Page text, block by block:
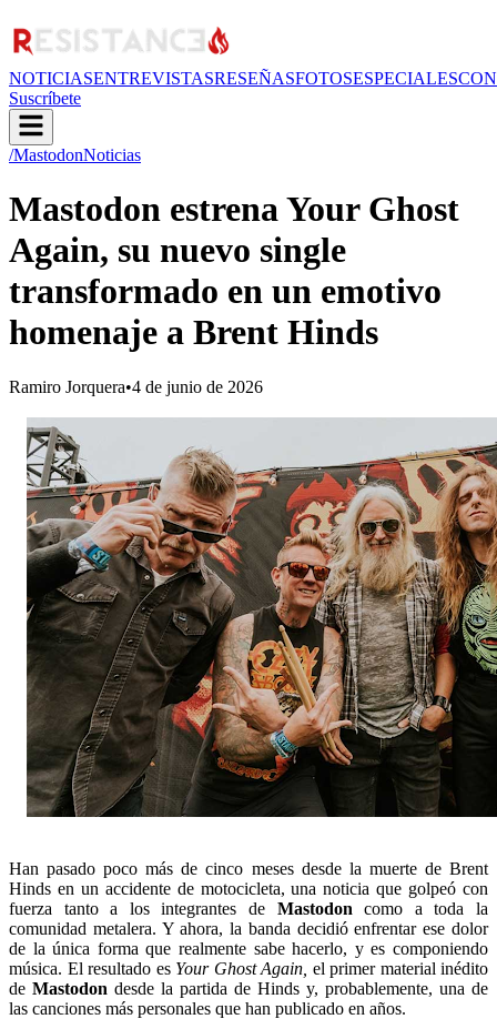
NOTICIASENTREVISTASRESEÑASFOTOSESPECIALES
Suscríbete
/MastodonNoticias
Mastodon estrena Your Ghost
Again, su nuevo single
transformado en un emotivo
homenaje a Brent Hinds
Ramiro Jorquera•4 de junio de 2026
Han pasado poco más de cinco meses desde la muerte de Brent
Hinds en un accidente de motocicleta, una noticia que golpeó con
fuerza tanto a los integrantes de Mastodoncomo a toda la
comunidad metalera. Y ahora, la banda decidió enfrentar ese dolor
de la única forma que realmente sabe hacerlo, y es componiendo
música. El resultado es Your Ghost Again, el primer material inédito
de Mastodon desde la partida de Hinds y, probablemente, una de
las canciones más personales que han publicado en años.